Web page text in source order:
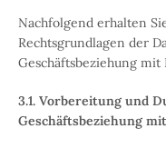
Nachfolgend erhalten
Rechtsgrundlagen der
Geschäftsbeziehung mit
3.1. Vorbereitung und
Geschäftsbeziehung